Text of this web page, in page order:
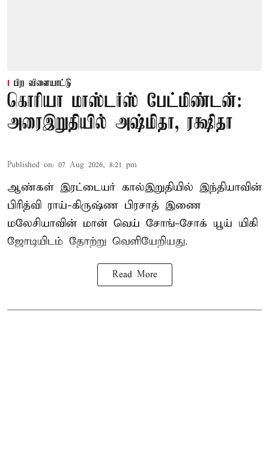
பிற விளையாட்டு
கொரியா மாஸ்டர்ஸ் பேட்மிண்டன்:
அரைஇறுதியில் அஷ்மிதா, ரக்ஷிதா
Published on: 07 Aug 2026, 8:21 pm
ஆண்கள் இரட்டையர் கால்இறுதியில் இந்தியாவின்
பிரித்வி ராய்-கிருஷ்ண பிரசாத் இணை
மலேசியாவின் மான் வெய் சோங்-சோக் யூய் யிகி
ஜோடியிடம் தோற்று வெளியேறியது.
Read More